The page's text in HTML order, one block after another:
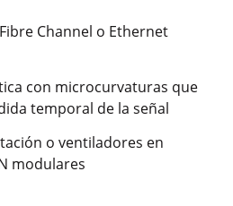
Channel o Ethernet
con microcurvaturas que
temporal de la señal
o ventiladores en
modulares